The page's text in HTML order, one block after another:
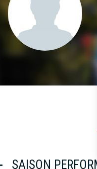
SAISON